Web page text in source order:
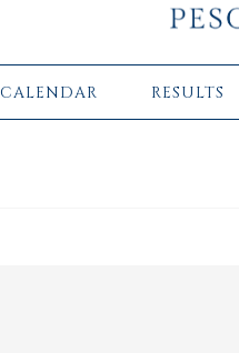
CALENDAR RESULTS